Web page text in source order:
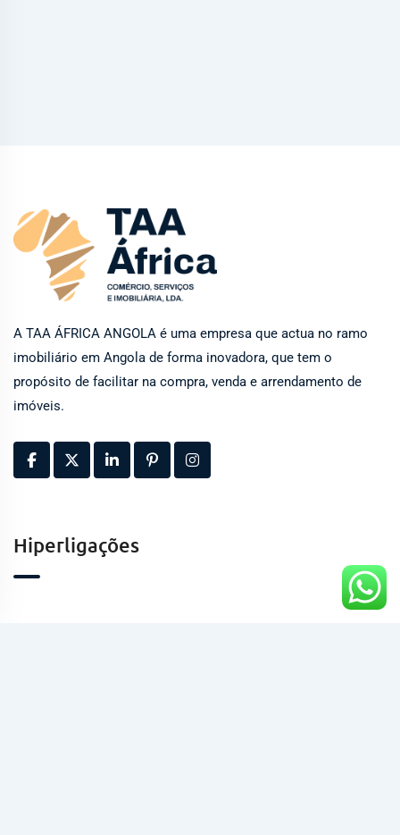
A TAA ÁFRICA ANGOLA é uma empresa que actua no ramo
imobiliário em Angola de forma inovadora, que tem o
propósito de facilitar na compra, venda e arrendamento de
imóveis.
Hiperligações